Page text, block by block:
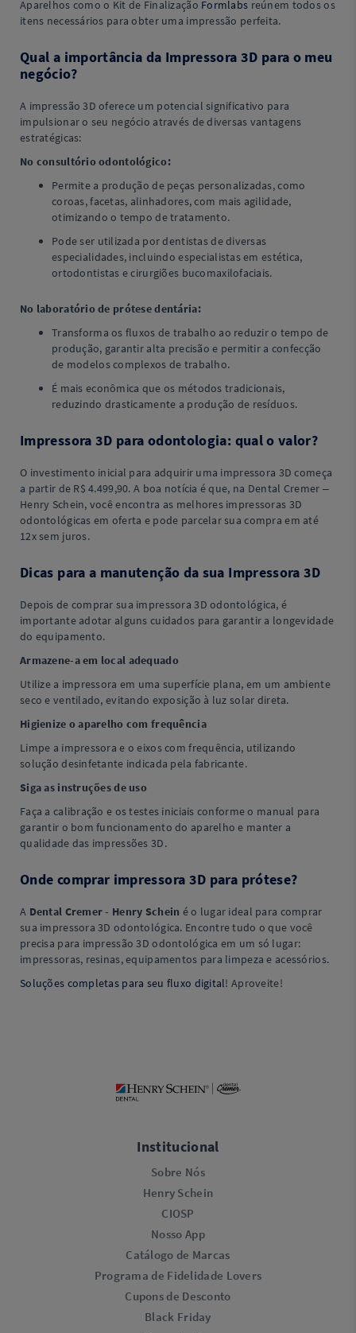
Aparelhos como o Kit de Finalização Formlabs reúnem todos os
itens necessários para obter uma impressão perfeita.
Qual a importância da Impressora 3D para o meu
negócio?
A impressão 3D oferece um potencial significativo para
impulsionar o seu negócio através de diversas vantagens
estratégicas:
No consultório odontológico:
Permite a produção de peças personalizadas, como
coroas, facetas, alinhadores, com mais agilidade,
otimizando o tempo de tratamento.
Pode ser utilizada por dentistas de diversas
especialidades, incluindo especialistas em estética,
ortodontistas e cirurgiões bucomaxilofaciais.
No laboratório de prótese dentária:
Transforma os fluxos de trabalho ao reduzir o tempo de
produção, garantir alta precisão e permitir a confecção
de modelos complexos de trabalho.
É mais econômica que os métodos tradicionais,
reduzindo drasticamente a produção de resíduos.
Impressora 3D para odontologia: qual o valor?
O investimento inicial para adquirir uma impressora 3D começa
a partir de R$ 4.499,90. A boa notícia é que, na Dental Cremer –
Henry Schein, você encontra as melhores impressoras 3D
odontológicas em oferta e pode parcelar sua compra em até
12x sem juros.
Dicas para a manutenção da sua Impressora 3D
Depois de comprar sua impressora 3D odontológica, é
importante adotar alguns cuidados para garantir a longevidade
do equipamento.
Armazene-a em local adequado
Utilize a impressora em uma superfície plana, em um ambiente
seco e ventilado, evitando exposição à luz solar direta.
Higienize o aparelho com frequência
Limpe a impressora e o eixos com frequência, utilizando
solução desinfetante indicada pela fabricante.
Siga as instruções de uso
Faça a calibração e os testes iniciais conforme o manual para
garantir o bom funcionamento do aparelho e manter a
qualidade das impressões 3D.
Onde comprar impressora 3D para prótese?
A Dental Cremer - Henry Schein é o lugar ideal para comprar
sua impressora 3D odontológica. Encontre tudo o que você
precisa para impressão 3D odontológica em um só lugar:
impressoras, resinas, equipamentos para limpeza e acessórios.
Soluções completas para seu fluxo digital! Aproveite!
Institucional
Sobre Nós
Henry Schein
CIOSP
Nosso App
Catálogo de Marcas
Programa de Fidelidade Lovers​
Cupons de Desconto
Black Friday